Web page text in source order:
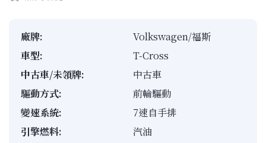
廠牌:
Volkswagen/福斯
車型:
T-Cross
中古車/未領牌:
中古車
驅動方式:
前輪驅動
變速系統:
7速自手排
引擎燃料:
汽油